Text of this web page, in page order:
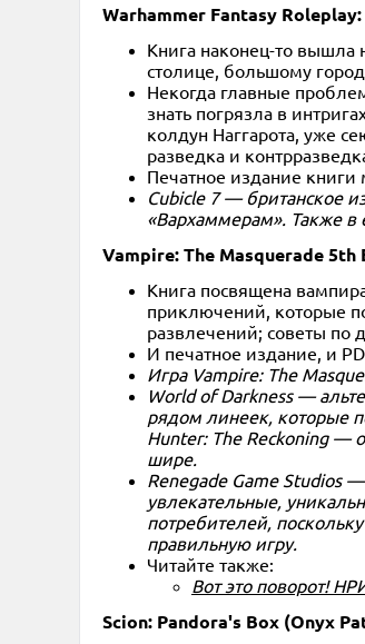
Warhammer Fantasy
Книга наконец-то вышла
столице, большому
Некогда главные
знать погрязла в
колдун Наггарота, уже
разведка и
Печатное издание книги
Cubicle 7 — британское
«Вархаммерам». Также в
Vampire: The Masquerade
Книга посвящена
приключений, которые
развлечений; советы по
И печатное издание, и
Игра Vampire: The
World of Darkness —
рядом линеек, которые
Hunter: The Reckoning —
шире.
Renegade Game Studios
увлекательные,
потребителей,
правильную игру.
Читайте также:
Вот это поворот!
Scion: Pandora's Box (Onyx